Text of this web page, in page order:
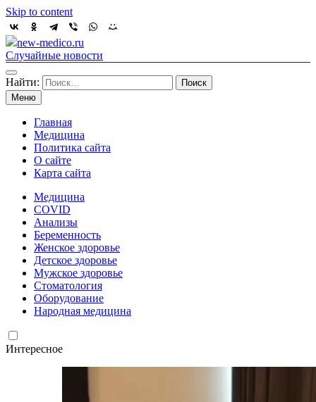
Skip to content
new-medico.ru
Случайные новости
Найти:
Меню
Главная
Медицина
Политика сайта
О сайте
Карта сайта
Медицина
COVID
Анализы
Беременность
Женское здоровье
Детское здоровье
Мужское здоровье
Стоматология
Оборудование
Народная медицина
Интересное